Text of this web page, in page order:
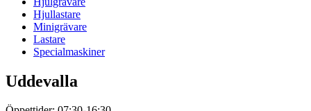
Hjullastare
Minigrävare
Lastare
Specialmaskiner
Uddevalla